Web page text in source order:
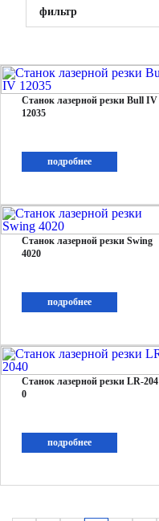
фильтр
Станок лазерной резки Bull IV
12035
подробнее
Станок лазерной резки Swing
4020
подробнее
Станок лазерной резки LR-204
0
подробнее